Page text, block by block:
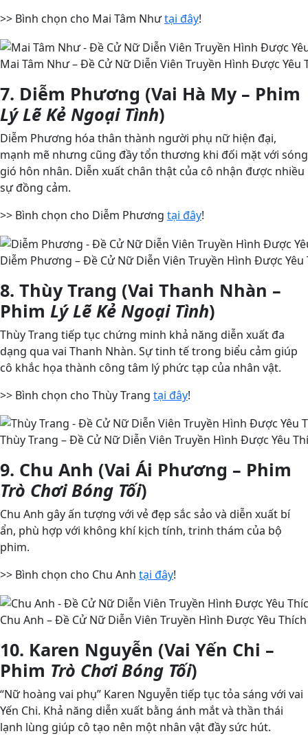
>> Bình chọn cho Mai Tâm Nhưtại đây!
Mai Tâm Như – Đề Cử Nữ Diễn Viên Truyền Hình Được Yêu
7. Diễm Phương (Vai Hà My – Phim
Lý Lẽ Kẻ Ngoại Tình)
Diễm Phương hóa thân thành người phụ nữ hiện đại,
mạnh mẽ nhưng cũng đầy tổn thương khi đối mặt với sóng
gió hôn nhân. Diễn xuất chân thật của cô nhận được nhiều
sự đồng cảm.
>> Bình chọn cho Diễm Phương tại đây!
Diễm Phương – Đề Cử Nữ Diễn Viên Truyền Hình Được Yêu
8. Thùy Trang (Vai Thanh Nhàn –
Phim Lý Lẽ Kẻ Ngoại Tình)
Thùy Trang tiếp tục chứng minh khả năng diễn xuất đa
dạng qua vai Thanh Nhàn. Sự tinh tế trong biểu cảm giúp
cô khắc họa thành công tâm lý phức tạp của nhân vật.
>> Bình chọn cho Thùy Trang tại đây!
Thùy Trang – Đề Cử Nữ Diễn Viên Truyền Hình Được Yêu
9. Chu Anh (Vai Ái Phương – Phim
Trò Chơi Bóng Tối)
Chu Anh gây ấn tượng với vẻ đẹp sắc sảo và diễn xuất bí
ẩn, phù hợp với không khí kịch tính, trinh thám của bộ
phim.
>> Bình chọn cho Chu Anh tại đây!
Chu Anh – Đề Cử Nữ Diễn Viên Truyền Hình Được Yêu
10. Karen Nguyễn (Vai Yến Chi –
Phim Trò Chơi Bóng Tối)
“Nữ hoàng vai phụ” Karen Nguyễn tiếp tục tỏa sáng với vai
Yến Chi. Khả năng diễn xuất bằng ánh mắt và thần thái
lạnh lùng giúp cô tạo nên một nhân vật đầy sức hút.